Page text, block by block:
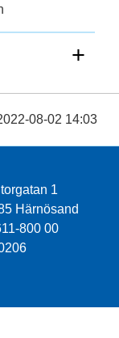
+
08-02 14:03
1
Härnösand
800 00